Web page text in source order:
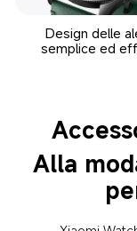
Design delle
semplice ed
Alla